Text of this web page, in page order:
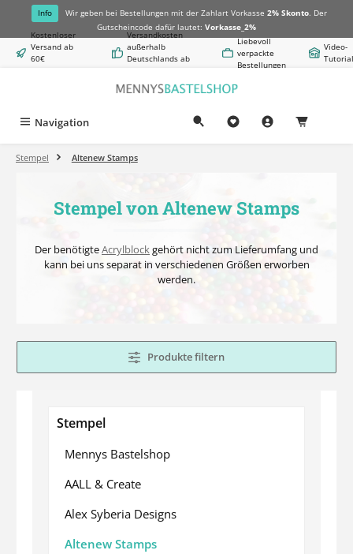
springen
Info Wir geben bei Bestellungen mit der Zahlart Vorkasse 2% Skonto. Der
Gutscheincode dafür lautet: Vorkasse_2%
Kostenloser
Versand ab
60€
Versandkosten
außerhalb
Deutschlands ab
Liebevoll
verpackte
Bestellungen
Video-
Navigation
Stempel Altenew Stamps
Stempel von Altenew Stamps
Der benötigteAcrylblockgehört nicht zum Lieferumfang und
kann bei uns separat in verschiedenen Größen erworben
werden.
Produkte filtern
Stempel
Mennys Bastelshop
AALL & Create
Alex Syberia Designs
Altenew Stamps